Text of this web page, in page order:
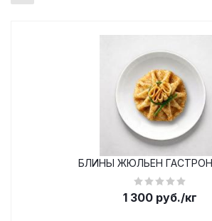
БЛИНЫ ЖЮЛЬЕН
1 300 руб./кг